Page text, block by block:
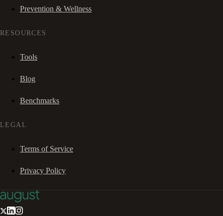
Prevention & Wellness
RESOURCES
Tools
Blog
Benchmarks
LEGAL
Terms of Service
Privacy Policy